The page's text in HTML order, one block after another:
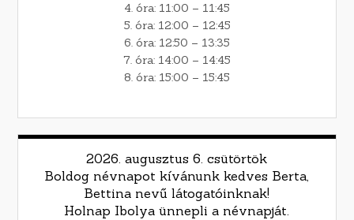
4. óra: 11:00 – 11:45
5. óra: 12:00 – 12:45
6. óra: 12:50 – 13:35
7. óra: 14:00 – 14:45
8. óra: 15:00 – 15:45
2026. augusztus 6. csütörtök
Boldog névnapot kívánunk kedves Berta,
Bettina nevű látogatóinknak!
Holnap Ibolya ünnepli a névnapját.